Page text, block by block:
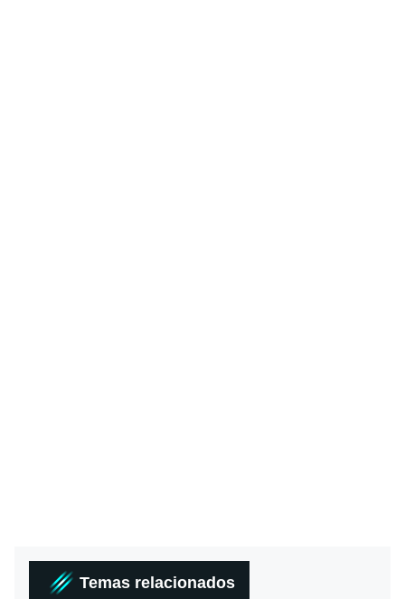
Temas relacionados